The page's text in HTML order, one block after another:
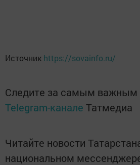
Источник https://sovainfo.ru/
Следите за самым важным
Telegram-канале Татмедиа
Читайте новости
национальном